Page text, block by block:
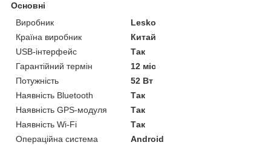
Основні
Виробник
Lesko
Країна виробник
Китай
USB-інтерфейс
Так
Гарантійний термін
12 міс
Потужність
52 Вт
Наявність Bluetooth
Так
Наявність GPS-модуля
Так
Наявність Wi-Fi
Так
Операційна система
Android